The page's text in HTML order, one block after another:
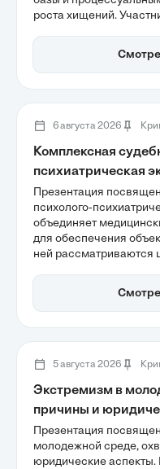
роста хищений.
также о важности
платежными
6 августа 2026
Комплексная
психиатрическая
и правовое
Презентация
психолого-
объединяет
для обеспечения
ней рассматриваются
процессуальный
как КСППЭ помогает
5 августа 2026
Экстремизм в
причины и
Презентация
молодежной среде,
юридические